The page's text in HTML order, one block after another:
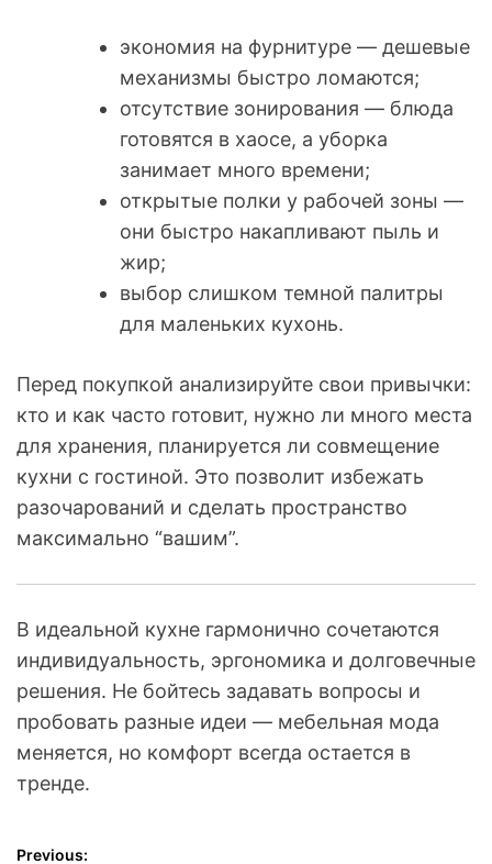
экономия на фурнитуре — дешевые
механизмы быстро ломаются;
отсутствие зонирования — блюда
готовятся в хаосе, а уборка
занимает много времени;
открытые полки у рабочей зоны —
они быстро накапливают пыль и
жир;
выбор слишком темной палитры
для маленьких кухонь.
Перед покупкой анализируйте свои привычки:
кто и как часто готовит, нужно ли много места
для хранения, планируется ли совмещение
кухни с гостиной. Это позволит избежать
разочарований и сделать пространство
максимально “вашим”.
В идеальной кухне гармонично сочетаются
индивидуальность, эргономика и долговечные
решения. Не бойтесь задавать вопросы и
пробовать разные идеи — мебельная мода
меняется, но комфорт всегда остается в
тренде.
Previous: